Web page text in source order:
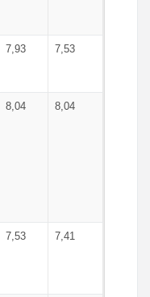
7,93 7,53
8,04 8,04
7,53 7,41